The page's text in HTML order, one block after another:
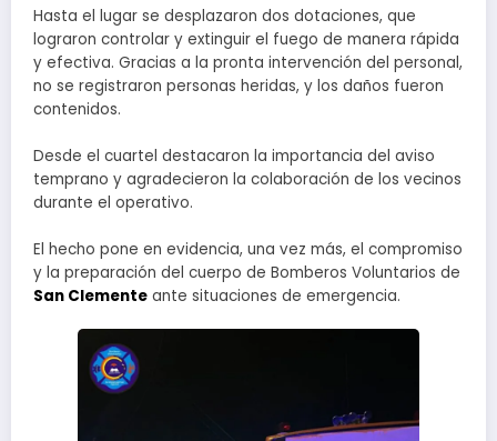
Hasta el lugar se desplazaron dos dotaciones, que
lograron controlar y extinguir el fuego de manera rápida
y efectiva. Gracias a la pronta intervención del personal,
no se registraron personas heridas, y los daños fueron
contenidos.
Desde el cuartel destacaron la importancia del aviso
temprano y agradecieron la colaboración de los vecinos
durante el operativo.
El hecho pone en evidencia, una vez más, el compromiso
y la preparación del cuerpo de Bomberos Voluntarios de
San Clemente ante situaciones de emergencia.